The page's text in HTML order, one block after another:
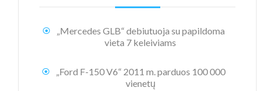
„Mercedes GLB“ debiutuoja su papildoma
vieta 7 keleiviams
„Ford F-150 V6“ 2011 m. parduos 100 000
vienetų